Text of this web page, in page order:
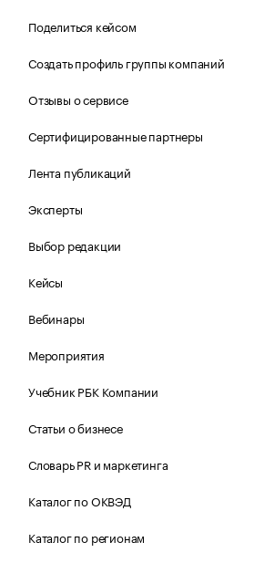
Поделиться кейсом
Создать профиль группы компаний
Отзывы о сервисе
Сертифицированные партнеры
Лента публикаций
Эксперты
Выбор редакции
Кейсы
Вебинары
Мероприятия
Учебник РБК Компании
Статьи о бизнесе
Словарь PR и маркетинга
Каталог по ОКВЭД
Каталог по регионам